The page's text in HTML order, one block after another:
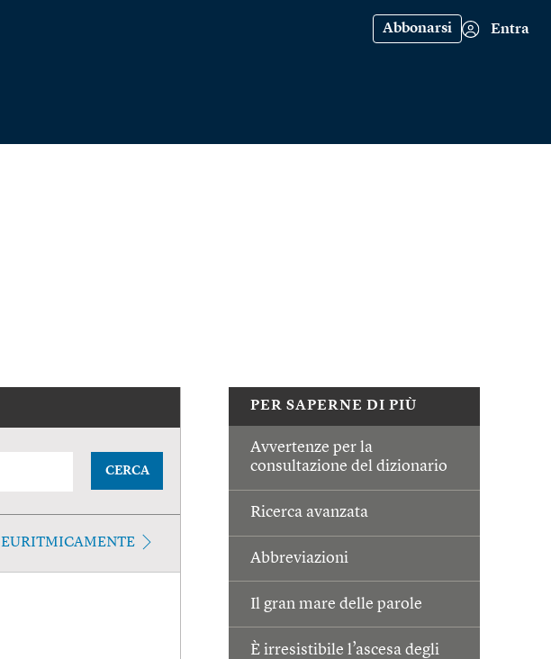
Abbonarsi Entra
PER SAPERNE DI PIÙ
Avvertenze per la
consultazione del dizionario
Ricerca avanzata
Abbreviazioni
Il gran mare delle parole
È irresistibile l’ascesa degli
CERCA
EURITMICAMENTE